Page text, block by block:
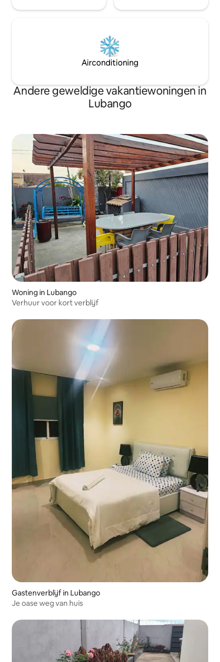
Airconditioning
Andere geweldige vakantiewoningen in
Lubango
Woning in Lubango
Verhuur voor kort verblijf
Gastenverblijf in Lubango
Je oase weg van huis